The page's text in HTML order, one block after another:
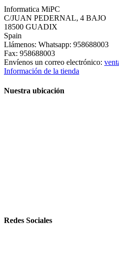
Informatica MiPC
C/JUAN PEDERNAL, 4 BAJO
18500 GUADIX
Spain
Llámenos: Whatsapp: 958688003
Fax: 958688003
Envíenos un correo electrónico:
Información de la tienda
Nuestra ubicación
Redes Sociales